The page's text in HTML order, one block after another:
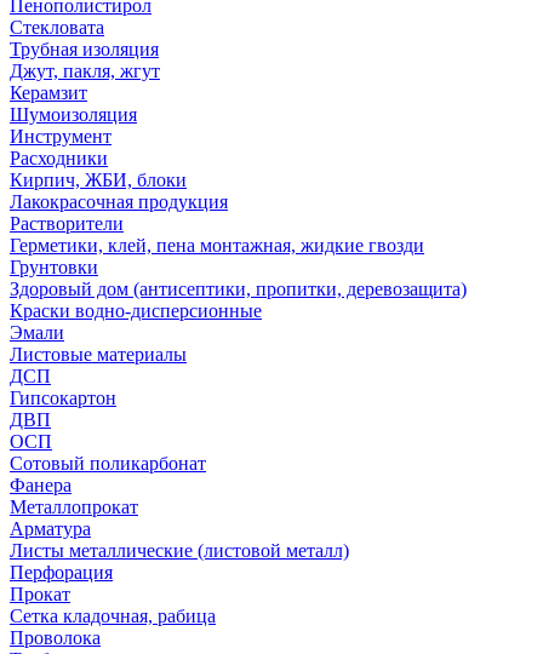
Пенополистирол
Стекловата
Трубная изоляция
Джут, пакля, жгут
Керамзит
Шумоизоляция
Инструмент
Расходники
Кирпич, ЖБИ, блоки
Лакокрасочная продукция
Растворители
Герметики, клей, пена монтажная, жидкие гвозди
Грунтовки
Здоровый дом (антисептики, пропитки, деревозащита)
Краски водно-дисперсионные
Эмали
Листовые материалы
ДСП
Гипсокартон
ДВП
ОСП
Сотовый поликарбонат
Фанера
Металлопрокат
Арматура
Листы металлические (листовой металл)
Перфорация
Прокат
Сетка кладочная, рабица
Проволока